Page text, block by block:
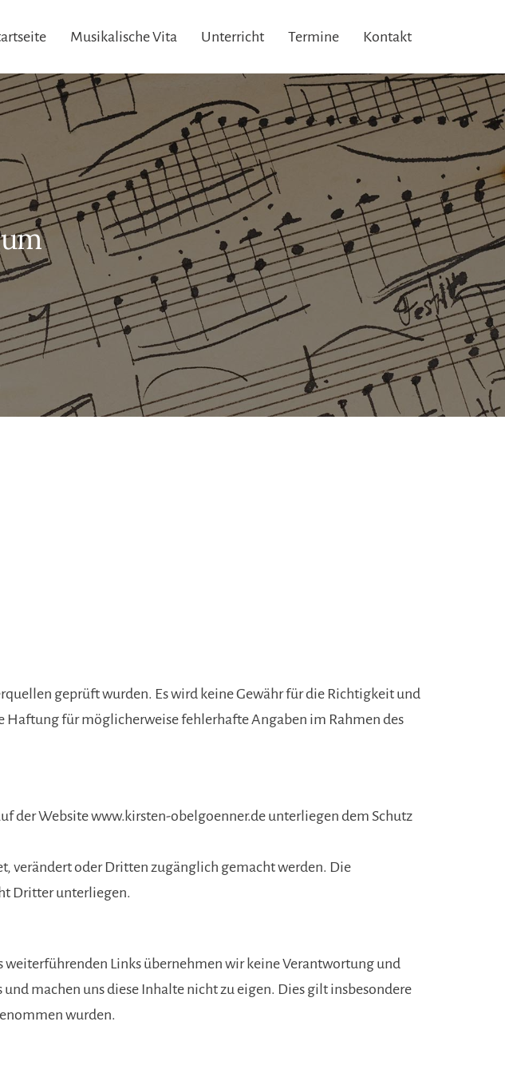
Musikalische Vita Unterricht Termine Kontakt
geprüft wurden. Es wird keine Gewähr für die Richtigkeit und
für möglicherweise fehlerhafte Angaben im Rahmen des
der Website www.kirsten-obelgoenner.de unterliegen dem Schutz
verändert oder Dritten zugänglich gemacht werden. Die
Dritter unterliegen.
weiterführenden Links übernehmen wir keine Verantwortung und
machen uns diese Inhalte nicht zu eigen. Dies gilt insbesondere
wurden.